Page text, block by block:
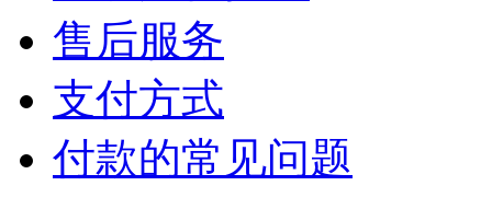
售后服务
支付方式
付款的常见问题